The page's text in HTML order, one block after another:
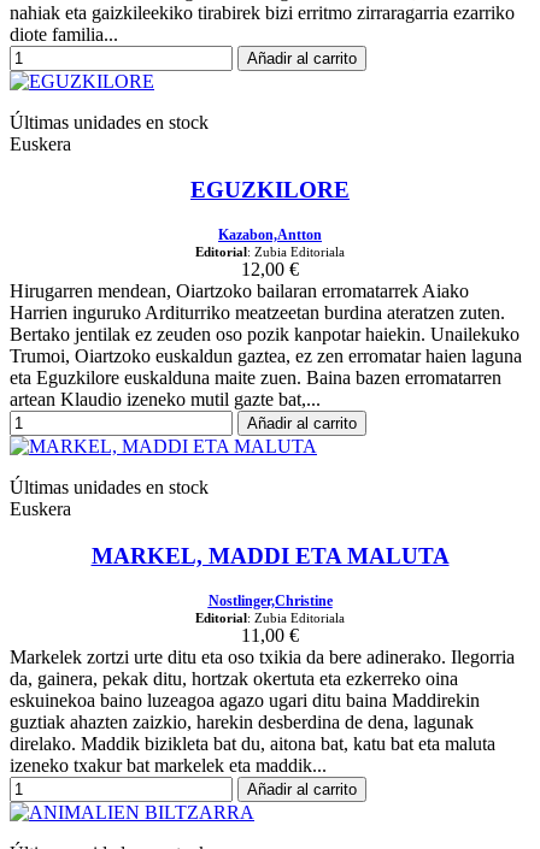
nahiak eta gaizkileekiko tirabirek bizi erritmo zirraragarria ezarriko
diote familia...
Añadir al carrito
Últimas unidades en stock
Euskera
EGUZKILORE
Kazabon,Antton
Editorial: Zubia Editoriala
12,00 €
Hirugarren mendean, Oiartzoko bailaran erromatarrek Aiako
Harrien inguruko Arditurriko meatzeetan burdina ateratzen zuten.
Bertako jentilak ez zeuden oso pozik kanpotar haiekin. Unailekuko
Trumoi, Oiartzoko euskaldun gaztea, ez zen erromatar haien laguna
eta Eguzkilore euskalduna maite zuen. Baina bazen erromatarren
artean Klaudio izeneko mutil gazte bat,...
Añadir al carrito
Últimas unidades en stock
Euskera
MARKEL, MADDI ETA MALUTA
Nostlinger,Christine
Editorial: Zubia Editoriala
11,00 €
Markelek zortzi urte ditu eta oso txikia da bere adinerako. Ilegorria
da, gainera, pekak ditu, hortzak okertuta eta ezkerreko oina
eskuinekoa baino luzeagoa agazo ugari ditu baina Maddirekin
guztiak ahazten zaizkio, harekin desberdina de dena, lagunak
direlako. Maddik bizikleta bat du, aitona bat, katu bat eta maluta
izeneko txakur bat markelek eta maddik...
Añadir al carrito